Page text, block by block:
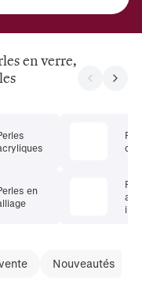
en verre,
en
Nouveautés